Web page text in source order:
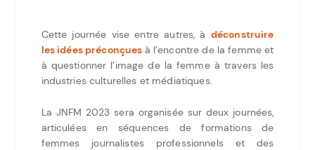
Cette journée vise entre autres, à déconstruire
les idées préconçues à l’encontre de la femme et
à questionner l’image de la femme à travers les
industries culturelles et médiatiques.
La JNFM 2023 sera organisée sur deux journées,
articulées en séquences de formations de
femmes journalistes professionnels et des